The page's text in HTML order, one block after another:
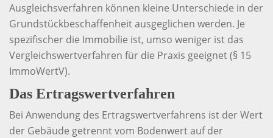
Ausgleichsverfahren können kleine Unterschiede in der
Grundstückbeschaffenheit ausgeglichen werden. Je
spezifischer die Immobilie ist, umso weniger ist das
Vergleichswertverfahren für die Praxis geeignet (§ 15
ImmoWertV).
Das Ertragswertverfahren
Bei Anwendung des Ertragswertverfahrens ist der Wert
der Gebäude getrennt vom Bodenwert auf der